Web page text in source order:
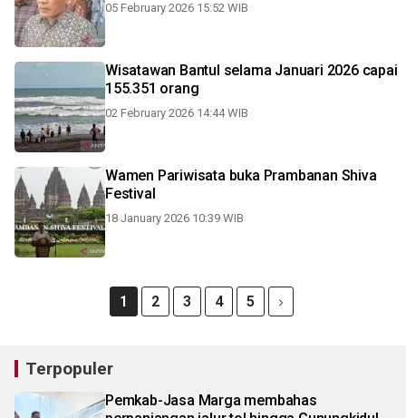
05 February 2026 15:52 WIB
Wisatawan Bantul selama Januari 2026 capai
155.351 orang
02 February 2026 14:44 WIB
Wamen Pariwisata buka Prambanan Shiva
Festival
18 January 2026 10:39 WIB
1 2 3 4 5
Terpopuler
Pemkab-Jasa Marga membahas